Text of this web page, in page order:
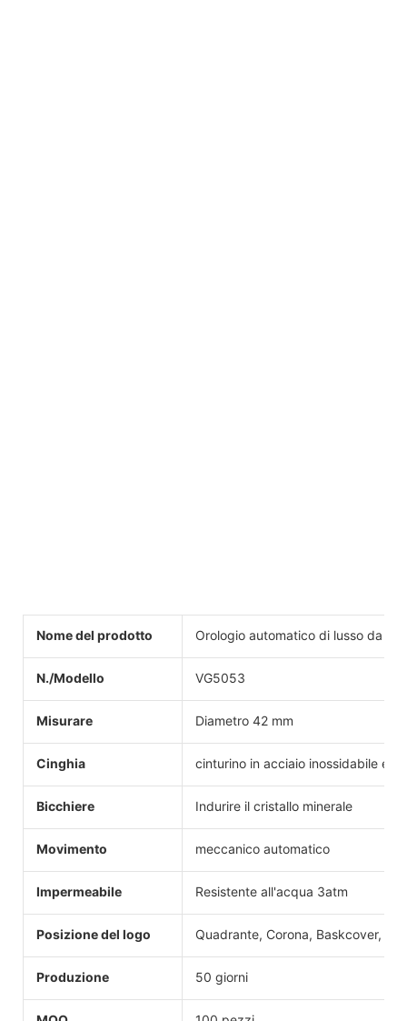
Nome del prodotto Orologio automatico di lusso da
N./Modello VG5053
Misurare Diametro 42 mm
Cinghia cinturino in acciaio inossidabile e
Bicchiere Indurire il cristallo minerale
Movimento meccanico automatico
Impermeabile Resistente all'acqua 3atm
Posizione del logo Quadrante, Corona, Baskcover,
Produzione 50 giorni